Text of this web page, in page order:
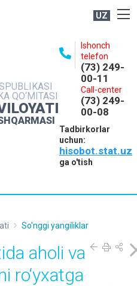
UZ
QO‘MITASI
Ishonch
telefon
(73) 249-
00-11
Call-center
(73) 249-
00-08
Tadbirkorlar
uchun:
hisobot.stat.uz
ga o'tish
XIZMATLAR
XIZMATI
So'nggi yangiliklar
aholi va
ro‘yxatga